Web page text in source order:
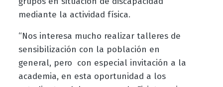
mediante la actividad física.
“Nos interesa mucho realizar talleres de
sensibilización con la población en
general, pero con especial invitación a la
academia, en esta oportunidad a los